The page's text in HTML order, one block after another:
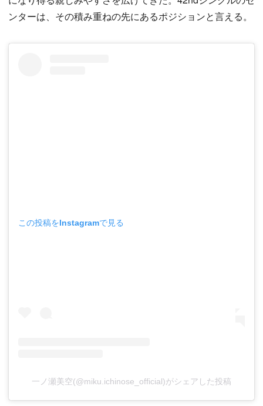
ンターは、その積み重ねの先にあるポジションと言える。
この投稿をInstagramで見る
一ノ瀬美空(@miku.ichinose_official)がシェアした投稿